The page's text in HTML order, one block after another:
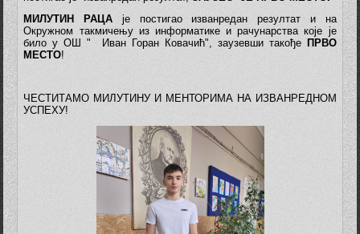
МИЛУТИН РАЦА је постигао изванредан резултат и на
Окружном такмичењу из информатике и рачунарства које је
било у ОШ " Иван Горан Ковачић", заузевши такође ПРВО
МЕСТО!
ЧЕСТИТАМО МИЛУТИНУ И МЕНТОРИМА НА ИЗВАНРЕДНОМ
УСПЕХУ!